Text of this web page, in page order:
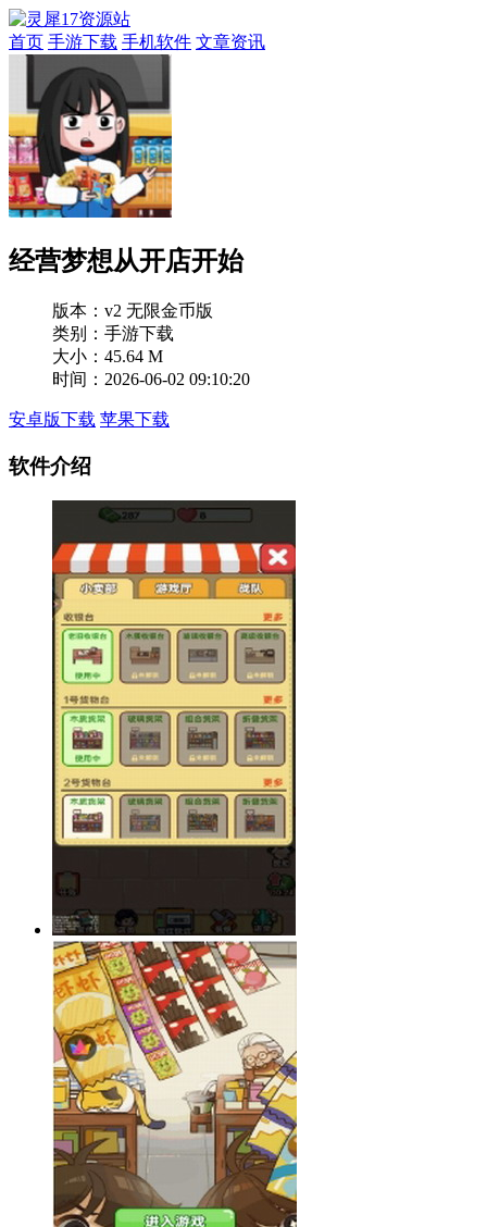
首页 手游下载 手机软件 文章资讯
经营梦想从开店开始
版本： v2 无限金币版
类别：手游下载
大小：45.64 M
时间：2026-06-02 09:10:20
安卓版下载 苹果下载
软件介绍